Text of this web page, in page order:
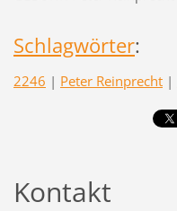
Schlagwörter:
2246 | Peter Reinprecht |
Kontakt